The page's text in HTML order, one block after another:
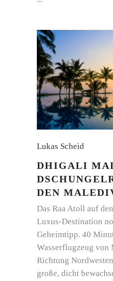
Lukas Scheid
DHIGALI
DEN
Das Raa Atoll auf
Luxus-Destination
Geheimtipp. 40
Wasserflugzeug von
Richtung
große, dicht